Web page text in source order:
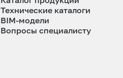
Технические каталоги
BIM-модели
Вопросы специалисту